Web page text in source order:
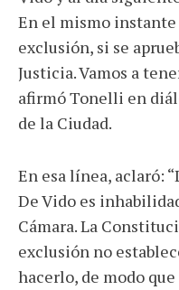
En el mismo instante
exclusión, si se
Justicia. Vamos a
afirmó Tonelli en
de la Ciudad.
En esa línea, aclaró:
De Vido es
Cámara. La
exclusión no
hacerlo, de modo